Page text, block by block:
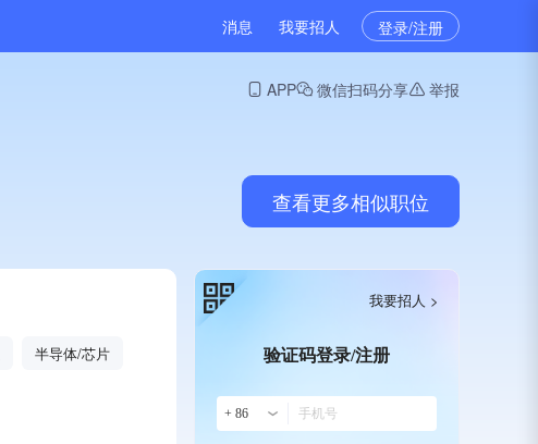
消息 我要招人 登录/注册
APP 微信扫码分享 举报
查看更多相似职位
半导体/芯片 验证码登录/注册
+ 86
我要招人 >